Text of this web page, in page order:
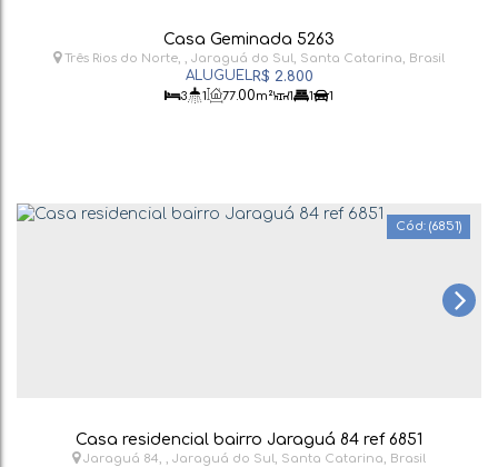
Casa Geminada 5263
R$ 2.800
Três Rios do Norte , Jaraguá do Sul, Santa Catarina, Brasil
3 1 77.00m² 1 1 1
(6851)
Casa residencial bairro Jaraguá 84 ref 6851
Jaraguá 84 , Jaraguá do Sul, Santa Catarina, Brasil